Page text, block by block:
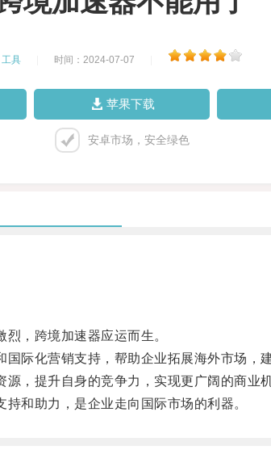
工具 时间：2024-07-07
苹果下载
安卓市场，安全绿色
，跨境加速器应运而生。
化营销支持，帮助企业拓展海外市场，
，提升自身的竞争力，实现更广阔的商业机
和助力，是企业走向国际市场的利器。